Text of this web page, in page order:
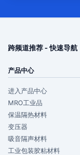
跨频道推荐 - 快速导航
产品中心
进入产品中心
MRO工业品
保温隔热材料
变压器
吸音隔声材料
工业包装胶粘材料